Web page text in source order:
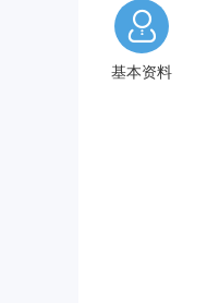
基本资料